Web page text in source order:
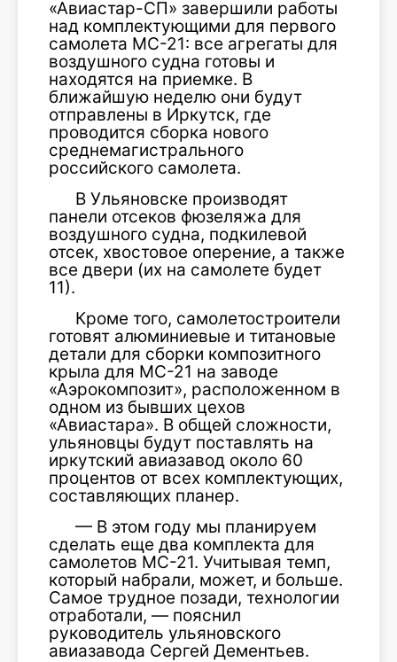
«Авиастар-СП» завершили работы
над комплектующими для первого
самолета МС-21: все агрегаты для
воздушного судна готовы и
находятся на приемке. В
ближайшую неделю они будут
отправлены в Иркутск, где
проводится сборка нового
среднемагистрального
российского самолета.
В Ульяновске производят
панели отсеков фюзеляжа для
воздушного судна, подкилевой
отсек, хвостовое оперение, а также
все двери (их на самолете будет
11).
Кроме того, самолетостроители
готовят алюминиевые и титановые
детали для сборки композитного
крыла для МС-21 на заводе
«Аэрокомпозит», расположенном в
одном из бывших цехов
«Авиастара». В общей сложности,
ульяновцы будут поставлять на
иркутский авиазавод около 60
процентов от всех комплектующих,
составляющих планер.
— В этом году мы планируем
сделать еще два комплекта для
самолетов МС-21. Учитывая темп,
который набрали, может, и больше.
Самое трудное позади, технологии
отработали, — пояснил
руководитель ульяновского
авиазавода Сергей Дементьев.